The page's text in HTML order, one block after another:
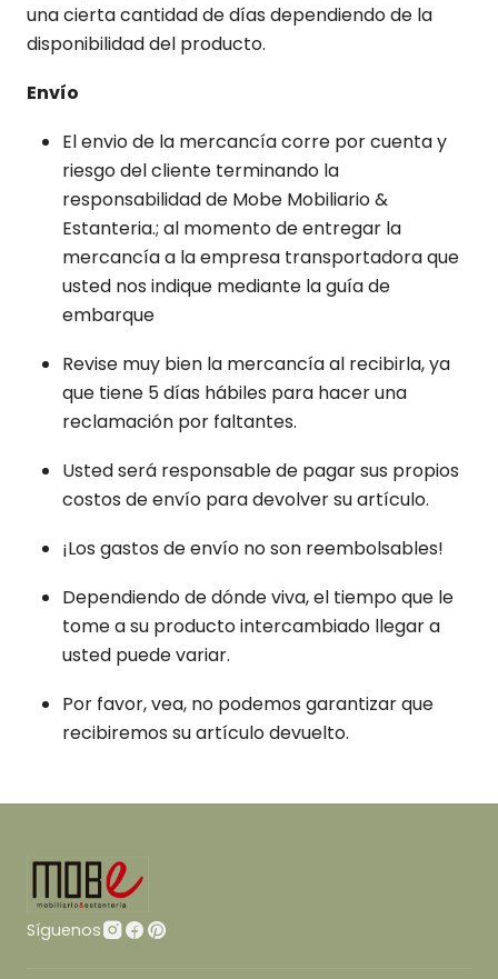
una cierta cantidad de días dependiendo de la
disponibilidad del producto.
Envío
El envio de la mercancía corre por cuenta y
riesgo del cliente terminando la
responsabilidad de Mobe Mobiliario &
Estanteria.; al momento de entregar la
mercancía a la empresa transportadora que
usted nos indique mediante la guía de
embarque
Revise muy bien la mercancía al recibirla, ya
que tiene 5 días hábiles para hacer una
reclamación por faltantes.
Usted será responsable de pagar sus propios
costos de envío para devolver su artículo.
¡Los gastos de envío no son reembolsables!
Dependiendo de dónde viva, el tiempo que le
tome a su producto intercambiado llegar a
usted puede variar.
Por favor, vea, no podemos garantizar que
recibiremos su artículo devuelto.
Síguenos